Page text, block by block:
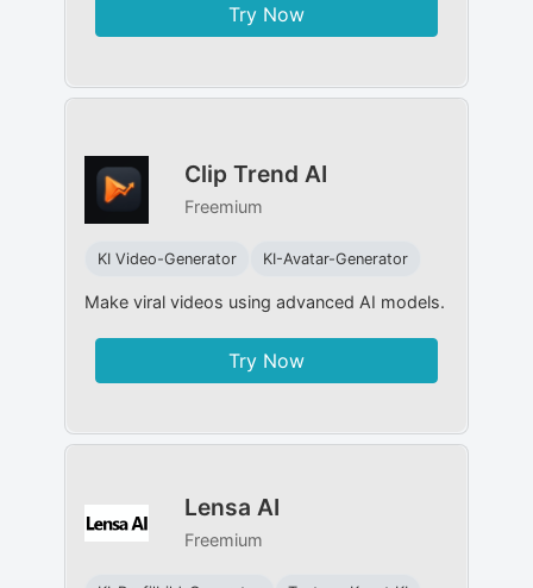
Try Now
Clip Trend AI
Freemium
KI Video-Generator KI-Avatar-Generator
Make viral videos using advanced AI models.
Try Now
Lensa AI
Freemium